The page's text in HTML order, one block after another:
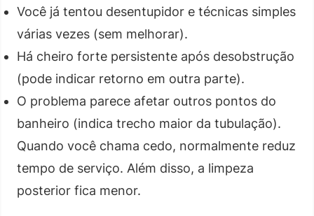
Você já tentou desentupidor e técnicas simples
várias vezes (sem melhorar).
Há cheiro forte persistente após desobstrução
(pode indicar retorno em outra parte).
O problema parece afetar outros pontos do
banheiro (indica trecho maior da tubulação).
Quando você chama cedo, normalmente reduz
tempo de serviço. Além disso, a limpeza
posterior fica menor.